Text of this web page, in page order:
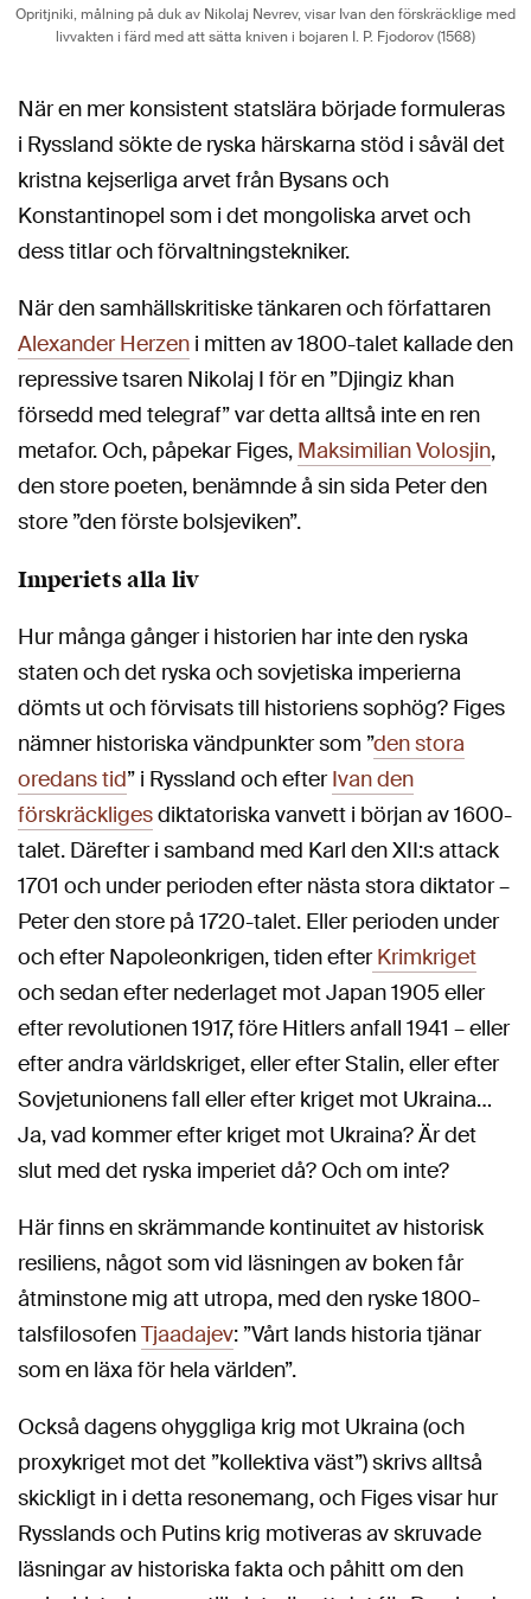
Opritjniki, målning på duk av Nikolaj Nevrev, visar Ivan den förskräcklige med
livvakten i färd med att sätta kniven i bojaren I. P. Fjodorov (1568)
När en mer konsistent statslära började formuleras
i Ryssland sökte de ryska härskarna stöd i såväl det
kristna kejserliga arvet från Bysans och
Konstantinopel som i det mongoliska arvet och
dess titlar och förvaltningstekniker.
När den samhällskritiske tänkaren och författaren
Alexander Herzeni mitten av 1800-talet kallade den
repressive tsaren Nikolaj I för en ”Djingiz khan
försedd med telegraf” var detta alltså inte en ren
metafor. Och, påpekar Figes, Maksimilian Volosjin,
den store poeten, benämnde å sin sida Peter den
store ”den förste bolsjeviken”.
Imperiets alla liv
Hur många gånger i historien har inte den ryska
staten och det ryska och sovjetiska imperierna
dömts ut och förvisats till historiens sophög? Figes
nämner historiska vändpunkter som ”den stora
oredans tid” i Ryssland och efterIvan den
förskräckligesdiktatoriska vanvett i början av 1600-
talet. Därefter i samband med Karl den XII:s attack
1701 och under perioden efter nästa stora diktator –
Peter den store på 1720-talet. Eller perioden under
och efter Napoleonkrigen, tiden efterKrimkriget
och sedan efter nederlaget mot Japan 1905 eller
efter revolutionen 1917, före Hitlers anfall 1941 – eller
efter andra världskriget, eller efter Stalin, eller efter
Sovjetunionens fall eller efter kriget mot Ukraina…
Ja, vad kommer efter kriget mot Ukraina? Är det
slut med det ryska imperiet då? Och om inte?
Här finns en skrämmande kontinuitet av historisk
resiliens, något som vid läsningen av boken får
åtminstone mig att utropa, med den ryske 1800-
talsfilosofenTjaadajev: ”Vårt lands historia tjänar
som en läxa för hela världen”.
Också dagens ohyggliga krig mot Ukraina (och
proxykriget mot det ”kollektiva väst”) skrivs alltså
skickligt in i detta resonemang, och Figes visar hur
Rysslands och Putins krig motiveras av skruvade
läsningar av historiska fakta och påhitt om den